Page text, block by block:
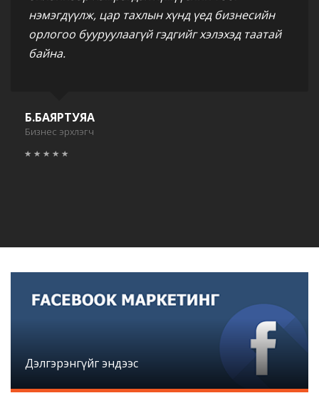
нэмэгдүүлж, цар тахлын хүнд үед бизнесийн
орлогоо бууруулаагүй гэдгийг хэлэхэд таатай
байна.
Б.БАЯРТУЯА
Бизнес эрхлэгч
Дэлгэрэнгүйг эндээс